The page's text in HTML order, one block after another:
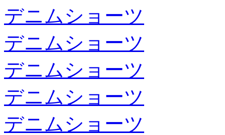
デニムショーツ
デニムショーツ
デニムショーツ
デニムショーツ
デニムショーツ